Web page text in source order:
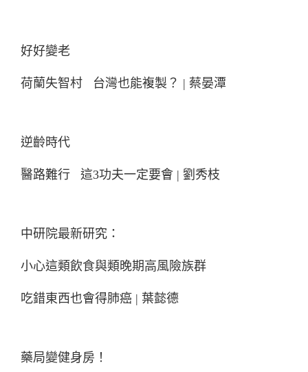
好好變老
荷蘭失智村 台灣也能複製？ | 蔡晏潭
逆齡時代
醫路難行 這3功夫一定要會 | 劉秀枝
中研院最新研究：
小心這類飲食與類晚期高風險族群
吃錯東西也會得肺癌 | 葉懿德
藥局變健身房！